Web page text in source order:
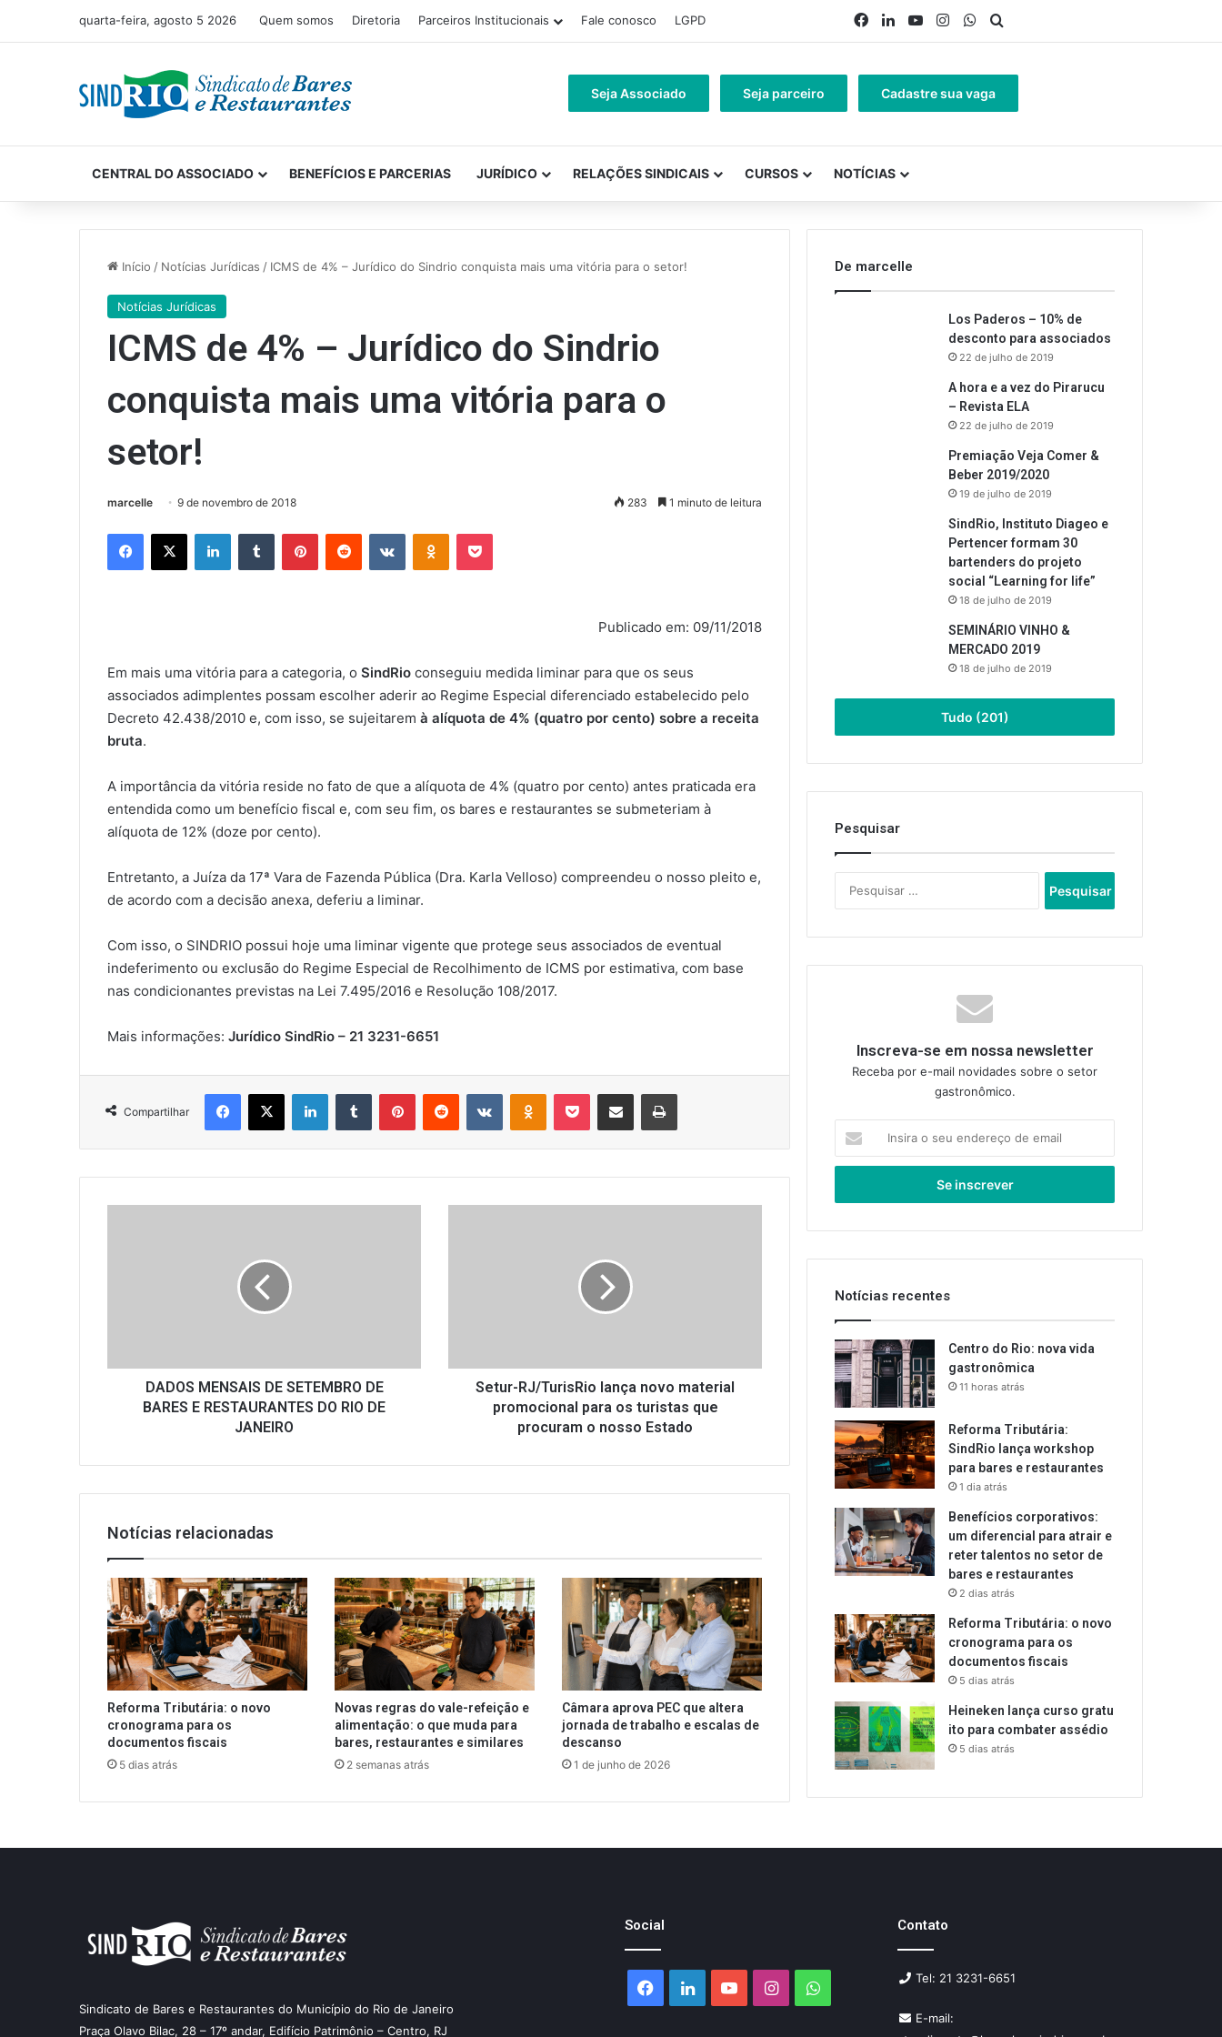
quarta-feira, agosto 5 2026 Quem somos Diretoria Parceiros Institucionais Fale conosco LGPD Facebook
LinkedinYouTubeInstagram
WhatsApp
Seja Associado Seja parceiro Cadastre sua vaga
CENTRAL DO ASSOCIADO BENEFÍCIOS E PARCERIAS JURÍDICO RELAÇÕES SINDICAIS CURSOS NOTÍCIAS
Início / Notícias Jurídicas / ICMS de 4% – Jurídico do Sindrio conquista mais uma vitória para o setor!
Notícias Jurídicas
ICMS de 4% – Jurídico do Sindrio
conquista mais uma vitória para o
setor!
marcelle 9 de novembro de 2018 283 1 minuto de leitura
Facebook
X LinkedinTumblr PinterestReddit VK OK Pocket
Publicado em: 09/11/2018
Em mais uma vitória para a categoria, o SindRio conseguiu medida liminar para que os seus
associados adimplentes possam escolher aderir ao Regime Especial diferenciado estabelecido pelo
Decreto 42.438/2010 e, com isso, se sujeitarem à alíquota de 4% (quatro por cento) sobre a receita
bruta.
A importância da vitória reside no fato de que a alíquota de 4% (quatro por cento) antes praticada era
entendida como um benefício fiscal e, com seu fim, os bares e restaurantes se submeteriam à
alíquota de 12% (doze por cento).
Entretanto, a Juíza da 17ª Vara de Fazenda Pública (Dra. Karla Velloso) compreendeu o nosso pleito e,
de acordo com a decisão anexa, deferiu a liminar.
Com isso, o SINDRIO possui hoje uma liminar vigente que protege seus associados de eventual
indeferimento ou exclusão do Regime Especial de Recolhimento de ICMS por estimativa, com base
nas condicionantes previstas na Lei 7.495/2016 e Resolução 108/2017.
Mais informações: Jurídico SindRio – 21 3231-6651
Compartilhar
Facebook
X LinkedinTumblr PinterestReddit VK OK Pocket Compartilhar via e-mail Imprimir
DO
DADOS MENSAIS DE SETEMBRO DE
BARES E RESTAURANTES DO RIO DE
JANEIRO
turistas
procuram
Setur-RJ/TurisRio lança novo material
promocional para os turistas que
procuram o nosso Estado
Notícias relacionadas
Reforma Tributária: o novo
cronograma para os
documentos fiscais
5 dias atrás
Novas regras do vale-refeição e
alimentação: o que muda para
bares, restaurantes e similares
2 semanas atrás
Câmara aprova PEC que altera
jornada de trabalho e escalas de
descanso
1 de junho de 2026
De marcelle
Los Paderos – 10% de
desconto para associados
22 de julho de 2019
A hora e a vez do Pirarucu
– Revista ELA
22 de julho de 2019
Premiação Veja Comer &
Beber 2019/2020
19 de julho de 2019
SindRio, Instituto Diageo e
Pertencer formam 30
bartenders do projeto
social “Learning for life”
18 de julho de 2019
SEMINÁRIO VINHO &
MERCADO 2019
18 de julho de 2019
Tudo (201)
Pesquisar
por:
Inscreva-se em nossa newsletter
Receba por e-mail novidades sobre o setor
gastronômico.
seu
de
Notícias recentes
Centro do Rio: nova vida
gastronômica
11 horas atrás
Reforma Tributária:
SindRio lança workshop
para bares e restaurantes
1 dia atrás
Benefícios corporativos:
um diferencial para atrair e
reter talentos no setor de
bares e restaurantes
2 dias atrás
Reforma Tributária: o novo
cronograma para os
documentos fiscais
5 dias atrás
Heineken lança curso gratu
ito para combater assédio
5 dias atrás
Sindicato de Bares e Restaurantes do Município do Rio de Janeiro
Praça Olavo Bilac, 28 – 17º andar, Edifício Patrimônio – Centro, RJ
Social
Facebook
LinkedinYouTubeInstagramWhatsApp
Contato
Tel: 21 3231-6651
E-mail: